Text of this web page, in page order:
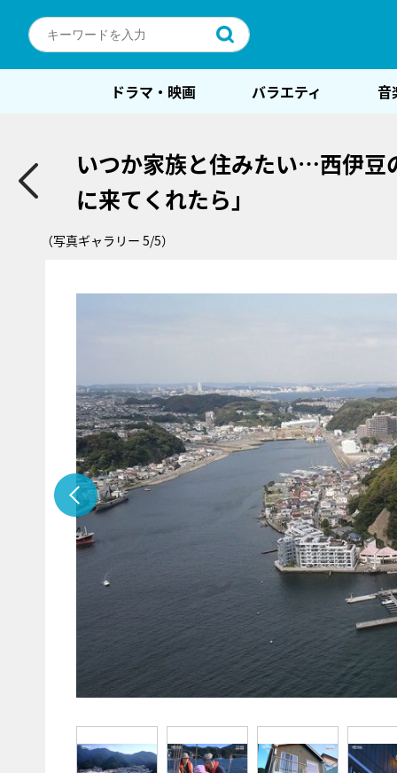
ドラマ・映画 バラエティ 音
いつか家族と住みたい…西伊豆
に来てくれたら」
（写真ギャラリー 5/5）